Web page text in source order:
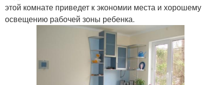
этой комнате приведет к экономии места и хорошему
освещению рабочей зоны ребенка.